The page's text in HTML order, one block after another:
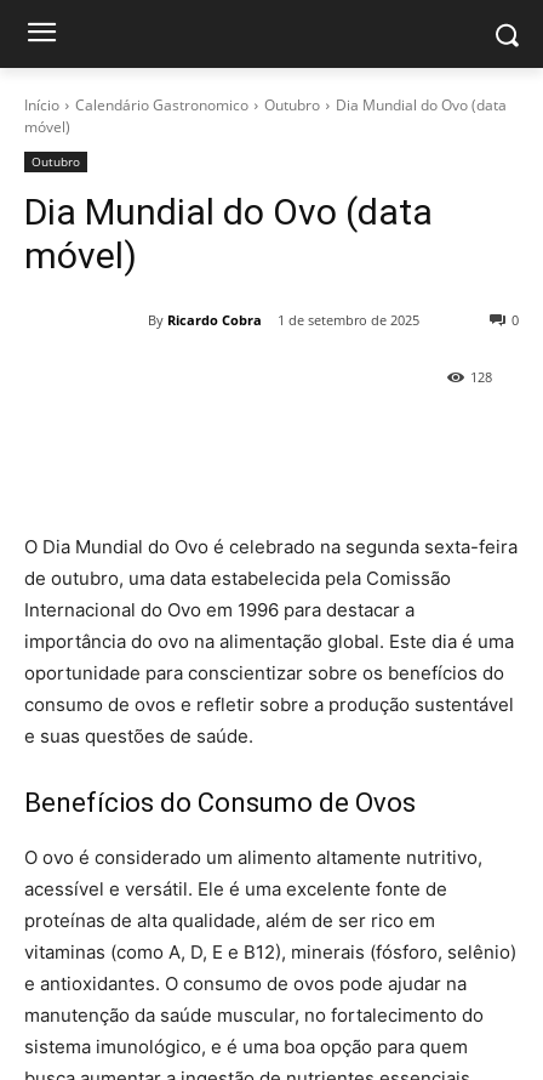
Início Calendário Gastronomico Outubro
Dia Mundial do Ovo (data
móvel)
Outubro
Dia Mundial do Ovo (data
móvel)
By Ricardo Cobra 1 de setembro de 2025 0
128
O Dia Mundial do Ovo é celebrado na segunda sexta-feira
de outubro, uma data estabelecida pela Comissão
Internacional do Ovo em 1996 para destacar a
importância do ovo na alimentação global. Este dia é uma
oportunidade para conscientizar sobre os benefícios do
consumo de ovos e refletir sobre a produção sustentável
e suas questões de saúde.
Benefícios do Consumo de Ovos
O ovo é considerado um alimento altamente nutritivo,
acessível e versátil. Ele é uma excelente fonte de
proteínas de alta qualidade, além de ser rico em
vitaminas (como A, D, E e B12), minerais (fósforo, selênio)
e antioxidantes. O consumo de ovos pode ajudar na
manutenção da saúde muscular, no fortalecimento do
sistema imunológico, e é uma boa opção para quem